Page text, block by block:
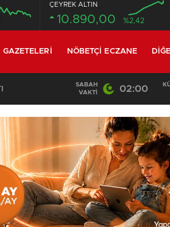
ÇEYREK ALTIN
10.890,00 %2,42
NÖBETÇI ECZANE
02:03 /
SABAH
VAKTI
02:00